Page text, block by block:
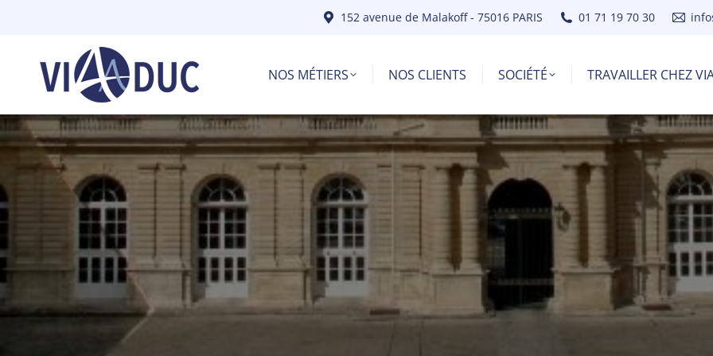
152 avenue de Malakoff - 75016 PARIS 01 71 19 70 30
NOS MÉTIERS NOS CLIENTS SOCIÉTÉ TRAVAILLER CHEZ